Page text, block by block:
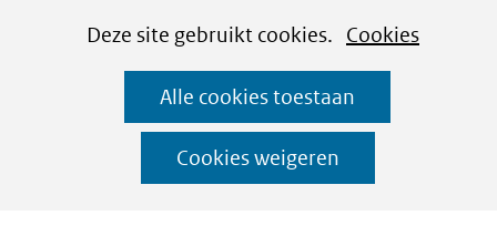
CookiesDeze site gebruikt cookies. Cookies
Alle cookies toestaan
Cookies weigeren
Ga
naar
de
inhoud